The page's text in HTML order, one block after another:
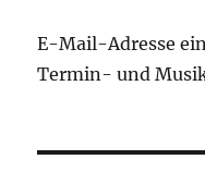
E-Mail-Adresse
Termin- und